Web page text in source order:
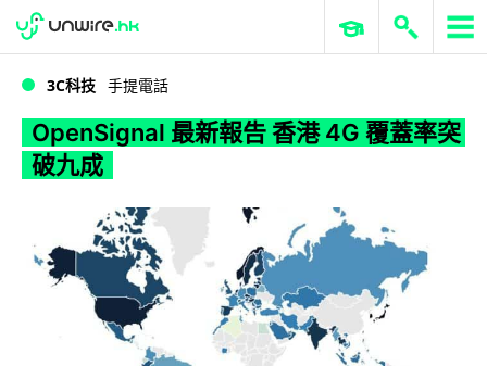
WWDC 2026 ERP 與商業 AI
3C科技 手提電話
OpenSignal 最新報告 香港 4G 覆蓋率突
破九成